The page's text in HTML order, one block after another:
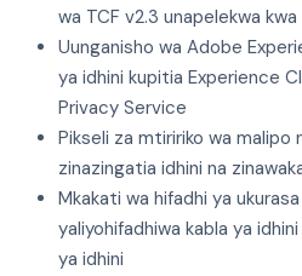
wa TCF v2.3 unapelekwa
Uunganisho wa Adobe
ya idhini kupitia Experience
Privacy Service
Pikseli za mtiririko wa malipo
zinazingatia idhini na
Mkakati wa hifadhi ya
yaliyohifadhiwa kabla ya
ya idhini